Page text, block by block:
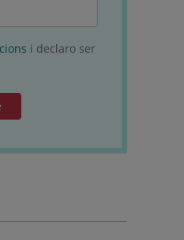
i declaro ser